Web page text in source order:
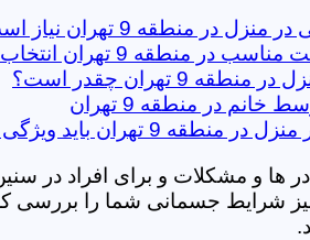
در منطقه 9 تهران نیاز است؟
منطقه 9 تهران انتخاب کنیم؟
9 تهران چقدر است؟
در منطقه 9 تهران
ویژگی های زیر را داشته باشد؟
در ها و مشکلات و برای افراد در
نیز شرایط جسمانی شما را بررسی